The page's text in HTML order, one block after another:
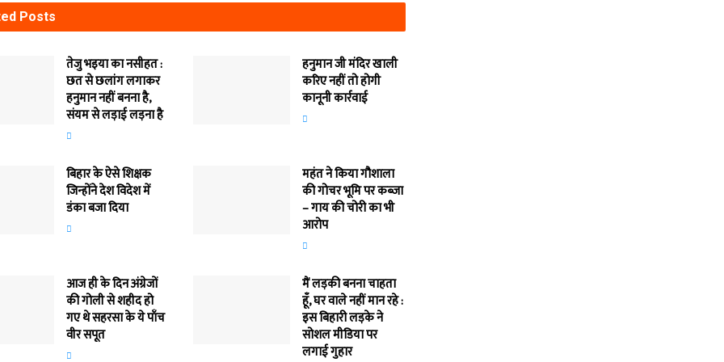
Posts
तेजु भइया का नसीहत :
छत से छलांग लगाकर
हनुमान नहीं बनना है,
संयम से लड़ाई लड़ना है
हनुमान जी मंदिर खाली
करिए नहीं तो होगी
कानूनी कार्रवाई
बिहार के ऐसे शिक्षक
जिन्होंने देश विदेश में
डंका बजा दिया
महंत ने किया गौशाला
की गोचर भूमि पर कब्जा
– गाय की चोरी का भी
आरोप
आज ही के दिन अंग्रेजों
की गोली से शहीद हो
गए थे सहरसा के ये पाँच
वीर सपूत
मैं लड़की बनना चाहता
हूँ, घर वाले नहीं मान रहे :
इस बिहारी लड़के ने
सोशल मीडिया पर
लगाई गुहार